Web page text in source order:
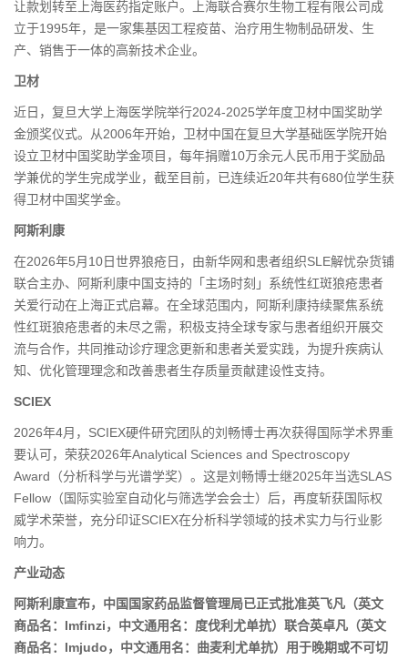
让款划转至上海医药指定账户。上海联合赛尔生物工程有限公司成
立于1995年，是一家集基因工程疫苗、治疗用生物制品研发、生
产、销售于一体的高新技术企业。
卫材
近日，复旦大学上海医学院举行2024-2025学年度卫材中国奖助学
金颁奖仪式。从2006年开始，卫材中国在复旦大学基础医学院开始
设立卫材中国奖助学金项目，每年捐赠10万余元人民币用于奖励品
学兼优的学生完成学业，截至目前，已连续近20年共有680位学生获
得卫材中国奖学金。
阿斯利康
在2026年5月10日世界狼疮日，由新华网和患者组织SLE解忧杂货铺
联合主办、阿斯利康中国支持的「主场时刻」系统性红斑狼疮患者
关爱行动在上海正式启幕。在全球范围内，阿斯利康持续聚焦系统
性红斑狼疮患者的未尽之需，积极支持全球专家与患者组织开展交
流与合作，共同推动诊疗理念更新和患者关爱实践，为提升疾病认
知、优化管理理念和改善患者生存质量贡献建设性支持。
SCIEX
2026年4月，SCIEX硬件研究团队的刘畅博士再次获得国际学术界重
要认可，荣获2026年Analytical Sciences and Spectroscopy
Award（分析科学与光谱学奖）。这是刘畅博士继2025年当选SLAS
Fellow（国际实验室自动化与筛选学会会士）后，再度斩获国际权
威学术荣誉，充分印证SCIEX在分析科学领域的技术实力与行业影
响力。
产业动态
阿斯利康宣布，中国国家药品监督管理局已正式批准英飞凡（英文
商品名：Imfinzi，中文通用名：度伐利尤单抗）联合英卓凡（英文
商品名：Imjudo，中文通用名：曲麦利尤单抗）用于晚期或不可切